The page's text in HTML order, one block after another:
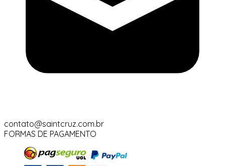
contato@saintcruz.com.br
FORMAS DE PAGAMENTO